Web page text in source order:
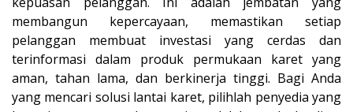
membangun kepercayaan, memastikan setiap
pelanggan membuat investasi yang cerdas dan
terinformasi dalam produk permukaan karet yang
aman, tahan lama, dan berkinerja tinggi. Bagi Anda
yang mencari solusi lantai karet, pilihlah penyedia yang